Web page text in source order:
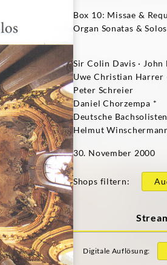
Box 10: Missae &
Organ Sonatas &
Sir Colin Davis · John
Uwe Christian Harrer
Peter Schreier
Daniel Chorzempa *
Deutsche
Helmut
30. November 2000
Shops filtern:
Digitale Auflösung: